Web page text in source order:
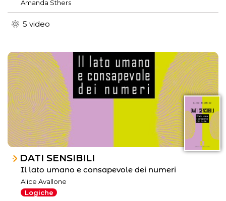
Amanda Sthers
5 video
DATI SENSIBILI
Il lato umano e consapevole dei numeri
Alice Avallone
Logiche